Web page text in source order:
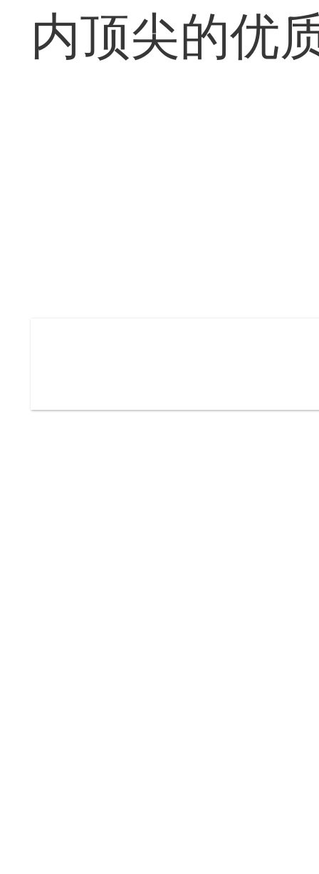
内顶尖的优